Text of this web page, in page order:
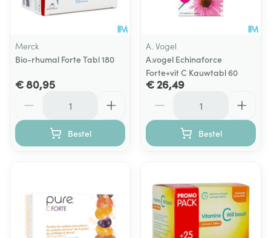
Merck
Bio-rhumal Forte Tabl 180
€ 80,95
Bestel
A. Vogel
A.vogel Echinaforce
Forte+vit C Kauwtabl 60
€ 26,49
Bestel